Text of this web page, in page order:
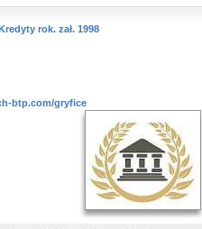
rok. zał. 1998
btp.com/gryfice